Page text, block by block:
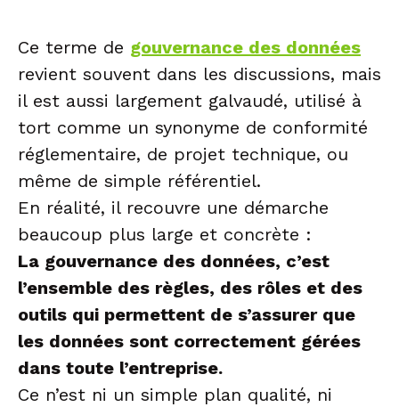
Ce terme de gouvernance des données
revient souvent dans les discussions, mais
il est aussi largement galvaudé, utilisé à
tort comme un synonyme de conformité
réglementaire, de projet technique, ou
même de simple référentiel.
En réalité, il recouvre une démarche
beaucoup plus large et concrète :
La gouvernance des données, c’est
l’ensemble des règles, des rôles et des
outils qui permettent de s’assurer que
les données sont correctement gérées
dans toute l’entreprise.
Ce n’est ni un simple plan qualité, ni